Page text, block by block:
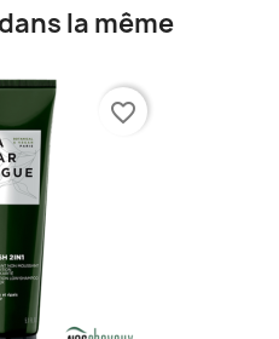
la même
favorite_border